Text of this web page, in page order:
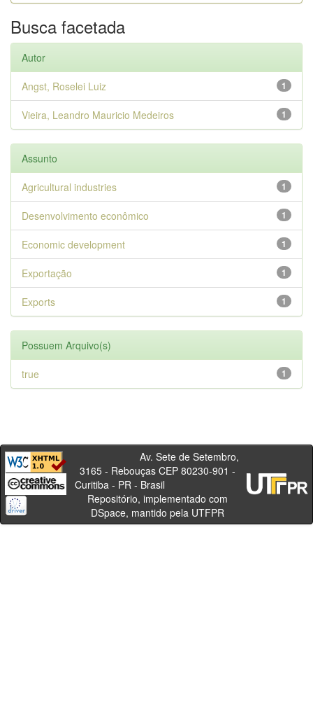
Busca facetada
Autor
1
Angst, Roselei Luiz
1
Vieira, Leandro Mauricio Medeiros
Assunto
1
Agricultural industries
1
Desenvolvimento econômico
1
Economic development
1
Exportação
1
Exports
Possuem Arquivo(s)
1
true
Av. Sete de Setembro,
3165 - Rebouças CEP 80230-901 -
Curitiba - PR - Brasil
Repositório, implementado com
DSpace, mantido pela UTFPR